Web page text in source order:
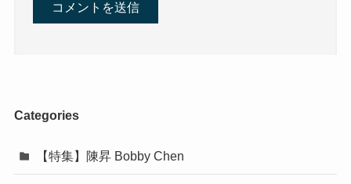
Categories
【特集】陳昇 Bobby Chen